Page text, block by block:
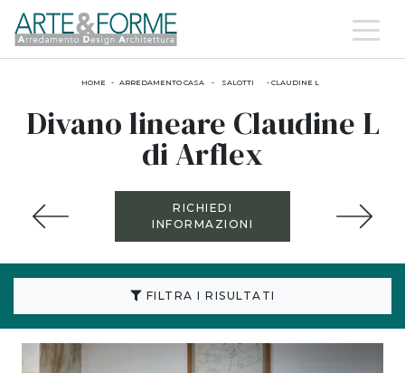
HOME - ARREDAMENTO CASA - SALOTTI - CLAUDINE L
Divano lineare Claudine L
di Arflex
RICHIEDI
INFORMAZIONI
FILTRA I RISULTATI